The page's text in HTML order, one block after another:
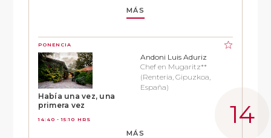
MÁS
PONENCIA
Había una vez, una
primera vez
14:40 - 15:10 HRS
Andoni Luis Aduriz
Chef en Mugaritz**
(Renteria, Gipuzkoa,
España)
MÁS